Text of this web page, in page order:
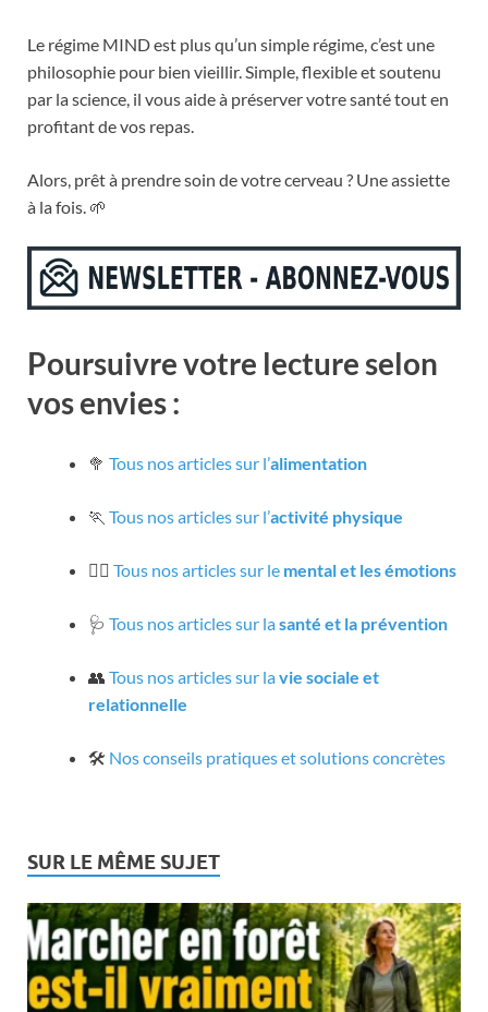
Le régime MIND est plus qu’un simple régime, c’est une
philosophie pour bien vieillir. Simple, flexible et soutenu
par la science, il vous aide à préserver votre santé tout en
profitant de vos repas.
Alors, prêt à prendre soin de votre cerveau ? Une assiette
à la fois. 🌱
Poursuivre votre lecture selon
vos envies :
🥦 Tous nos articles sur l’alimentation
🏃 Tous nos articles sur l’activité physique
🧘‍♀️ Tous nos articles sur le mental et les émotions
🩺 Tous nos articles sur lasanté et la prévention
👥 Tous nos articles sur lavie sociale et
relationnelle
🛠️ Nos conseils pratiques et solutions concrètes
SUR LE MÊME SUJET